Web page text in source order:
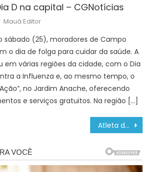
D na capital – CGNotícias
Author
Mauá Editor
sábado (25), moradores de Campo
o dia de folga para cuidar da saúde. A
em várias regiões da cidade, com o Dia
a Influenza e, ao mesmo tempo, o
no Jardim Anache, oferecendo
e serviços gratuitos. Na região […]
Atleta de Campo Grande conquista prata no Brasileiro com apoio do Auxílio-Atleta – CGNotícias